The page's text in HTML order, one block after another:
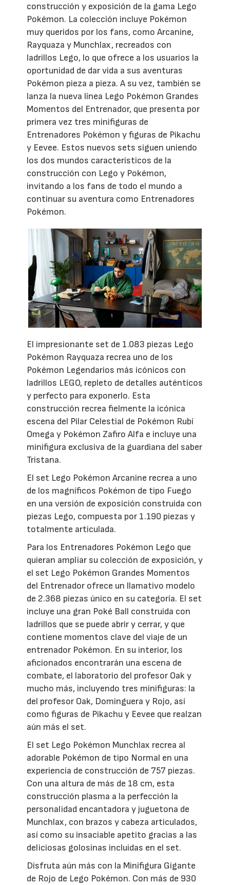
construcción y exposición de la gama Lego
Pokémon. La colección incluye Pokémon
muy queridos por los fans, como Arcanine,
Rayquaza y Munchlax, recreados con
ladrillos Lego, lo que ofrece a los usuarios la
oportunidad de dar vida a sus aventuras
Pokémon pieza a pieza. A su vez, también se
lanza la nueva línea Lego Pokémon Grandes
Momentos del Entrenador, que presenta por
primera vez tres minifiguras de
Entrenadores Pokémon y figuras de Pikachu
y Eevee. Estos nuevos sets siguen uniendo
los dos mundos característicos de la
construcción con Lego y Pokémon,
invitando a los fans de todo el mundo a
continuar su aventura como Entrenadores
Pokémon.
El impresionante set de 1.083 piezas Lego
Pokémon Rayquaza recrea uno de los
Pokémon Legendarios más icónicos con
ladrillos LEGO, repleto de detalles auténticos
y perfecto para exponerlo. Esta
construcción recrea fielmente la icónica
escena del Pilar Celestial de Pokémon Rubí
Omega y Pokémon Zafiro Alfa e incluye una
minifigura exclusiva de la guardiana del saber
Tristana.
El set Lego Pokémon Arcanine recrea a uno
de los magníficos Pokémon de tipo Fuego
en una versión de exposición construida con
piezas Lego, compuesta por 1.190 piezas y
totalmente articulada.
Para los Entrenadores Pokémon Lego que
quieran ampliar su colección de exposición, y
el set Lego Pokémon Grandes Momentos
del Entrenador ofrece un llamativo modelo
de 2.368 piezas único en su categoría. El set
incluye una gran Poké Ball construida con
ladrillos que se puede abrir y cerrar, y que
contiene momentos clave del viaje de un
entrenador Pokémon. En su interior, los
aficionados encontrarán una escena de
combate, el laboratorio del profesor Oak y
mucho más, incluyendo tres minifiguras: la
del profesor Oak, Dominguera y Rojo, así
como figuras de Pikachu y Eevee que realzan
aún más el set.
El set Lego Pokémon Munchlax recrea al
adorable Pokémon de tipo Normal en una
experiencia de construcción de 757 piezas.
Con una altura de más de 18 cm, esta
construcción plasma a la perfección la
personalidad encantadora y juguetona de
Munchlax, con brazos y cabeza articulados,
así como su insaciable apetito gracias a las
deliciosas golosinas incluidas en el set.
Disfruta aún más con la Minifigura Gigante
de Rojo de Lego Pokémon. Con más de 930